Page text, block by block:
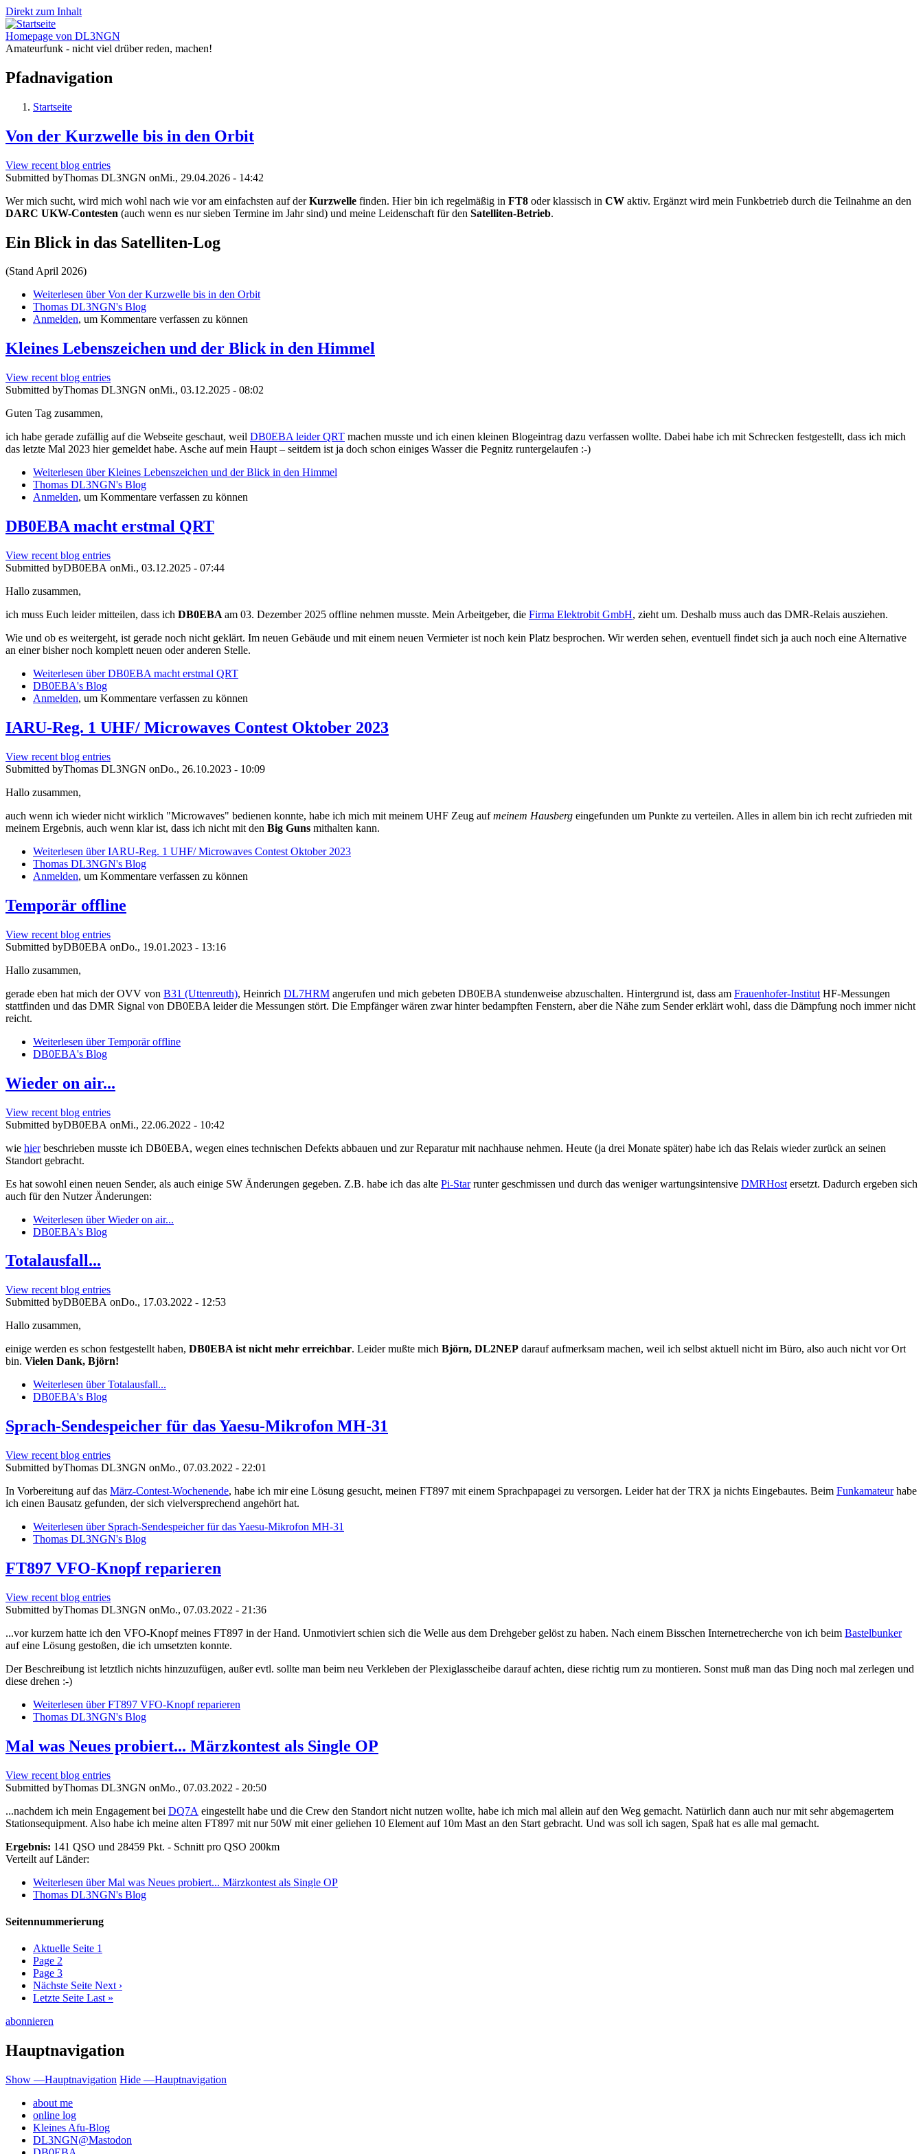
Direkt zum Inhalt
Homepage von DL3NGN
Amateurfunk - nicht viel drüber reden, machen!
Pfadnavigation
Startseite
Von der Kurzwelle bis in den Orbit
View recent blog entries
Submitted byThomas DL3NGN onMi., 29.04.2026 - 14:42
Wer mich sucht, wird mich wohl nach wie vor am einfachsten auf derKurzwelle finden. Hier bin ich regelmäßig in FT8 oder klassisch in CW aktiv. Ergänzt wird mein Funkbetrieb durch die Teilnahme an den
DARC UKW-Contesten (auch wenn es nur sieben Termine im Jahr sind) und meine Leidenschaft für den Satelliten-Betrieb.
Ein Blick in das Satelliten-Log
(Stand April 2026)
Weiterlesen über Von der Kurzwelle bis in den Orbit
Thomas DL3NGN's Blog
Anmelden, um Kommentare verfassen zu können
Kleines Lebenszeichen und der Blick in den Himmel
View recent blog entries
Submitted byThomas DL3NGN onMi., 03.12.2025 - 08:02
Guten Tag zusammen,
ich habe gerade zufällig auf die Webseite geschaut, weil DB0EBA leider QRT machen musste und ich einen kleinen Blogeintrag dazu verfassen wollte. Dabei habe ich mit Schrecken festgestellt, dass ich mich
das letzte Mal 2023 hier gemeldet habe. Asche auf mein Haupt – seitdem ist ja doch schon einiges Wasser die Pegnitz runtergelaufen :-)
Weiterlesen über Kleines Lebenszeichen und der Blick in den Himmel
Thomas DL3NGN's Blog
Anmelden, um Kommentare verfassen zu können
DB0EBA macht erstmal QRT
View recent blog entries
Submitted byDB0EBA onMi., 03.12.2025 - 07:44
Hallo zusammen,
ich muss Euch leider mitteilen, dass ich DB0EBA am 03. Dezember 2025 offline nehmen musste. Mein Arbeitgeber, die Firma Elektrobit GmbH, zieht um. Deshalb muss auch das DMR-Relais ausziehen.
Wie und ob es weitergeht, ist gerade noch nicht geklärt. Im neuen Gebäude und mit einem neuen Vermieter ist noch kein Platz besprochen. Wir werden sehen, eventuell findet sich ja auch noch eine Alternative
an einer bisher noch komplett neuen oder anderen Stelle.
Weiterlesen über DB0EBA macht erstmal QRT
DB0EBA's Blog
Anmelden, um Kommentare verfassen zu können
IARU-Reg. 1 UHF/ Microwaves Contest Oktober 2023
View recent blog entries
Submitted byThomas DL3NGN onDo., 26.10.2023 - 10:09
Hallo zusammen,
auch wenn ich wieder nicht wirklich "Microwaves" bedienen konnte, habe ich mich mit meinem UHF Zeug aufmeinem Hausberg eingefunden um Punkte zu verteilen. Alles in allem bin ich recht zufrieden mit
meinem Ergebnis, auch wenn klar ist, dass ich nicht mit den Big Guns mithalten kann.
Weiterlesen über IARU-Reg. 1 UHF/ Microwaves Contest Oktober 2023
Thomas DL3NGN's Blog
Anmelden, um Kommentare verfassen zu können
Temporär offline
View recent blog entries
Submitted byDB0EBA onDo., 19.01.2023 - 13:16
Hallo zusammen,
gerade eben hat mich der OVV von B31 (Uttenreuth), Heinrich DL7HRM angerufen und mich gebeten DB0EBA stundenweise abzuschalten. Hintergrund ist, dass am Frauenhofer-Institut HF-Messungen
stattfinden und das DMR Signal von DB0EBA leider die Messungen stört. Die Empfänger wären zwar hinter bedampften Fenstern, aber die Nähe zum Sender erklärt wohl, dass die Dämpfung noch immer nicht
reicht.
Weiterlesen über Temporär offline
DB0EBA's Blog
Wieder on air...
View recent blog entries
Submitted byDB0EBA onMi., 22.06.2022 - 10:42
wie hierbeschrieben musste ich DB0EBA, wegen eines technischen Defekts abbauen und zur Reparatur mit nachhause nehmen. Heute (ja drei Monate später) habe ich das Relais wieder zurück an seinen
Standort gebracht.
Es hat sowohl einen neuen Sender, als auch einige SW Änderungen gegeben. Z.B. habe ich das alte Pi-Starrunter geschmissen und durch das weniger wartungsintensive DMRHost ersetzt. Dadurch ergeben sich
auch für den Nutzer Änderungen:
Weiterlesen über Wieder on air...
DB0EBA's Blog
Totalausfall...
View recent blog entries
Submitted byDB0EBA onDo., 17.03.2022 - 12:53
Hallo zusammen,
einige werden es schon festgestellt haben, DB0EBA ist nicht mehr erreichbar. Leider mußte mich Björn, DL2NEP darauf aufmerksam machen, weil ich selbst aktuell nicht im Büro, also auch nicht vor Ort
bin. Vielen Dank, Björn!
Weiterlesen über Totalausfall...
DB0EBA's Blog
Sprach-Sendespeicher für das Yaesu-Mikrofon MH-31
View recent blog entries
Submitted byThomas DL3NGN onMo., 07.03.2022 - 22:01
In Vorbereitung auf das März-Contest-Wochenende, habe ich mir eine Lösung gesucht, meinen FT897 mit einem Sprachpapagei zu versorgen. Leider hat der TRX ja nichts Eingebautes. Beim Funkamateurhabe
ich einen Bausatz gefunden, der sich vielversprechend angehört hat.
Weiterlesen über Sprach-Sendespeicher für das Yaesu-Mikrofon MH-31
Thomas DL3NGN's Blog
FT897 VFO-Knopf reparieren
View recent blog entries
Submitted byThomas DL3NGN onMo., 07.03.2022 - 21:36
...vor kurzem hatte ich den VFO-Knopf meines FT897 in der Hand. Unmotiviert schien sich die Welle aus dem Drehgeber gelöst zu haben. Nach einem Bisschen Internetrecherche von ich beim Bastelbunker
auf eine Lösung gestoßen, die ich umsetzten konnte.
Der Beschreibung ist letztlich nichts hinzuzufügen, außer evtl. sollte man beim neu Verkleben der Plexiglasscheibe darauf achten, diese richtig rum zu montieren. Sonst muß man das Ding noch mal zerlegen und
diese drehen :-)
Weiterlesen über FT897 VFO-Knopf reparieren
Thomas DL3NGN's Blog
Mal was Neues probiert... Märzkontest als Single OP
View recent blog entries
Submitted byThomas DL3NGN onMo., 07.03.2022 - 20:50
...nachdem ich mein Engagement bei DQ7A eingestellt habe und die Crew den Standort nicht nutzen wollte, habe ich mich mal allein auf den Weg gemacht. Natürlich dann auch nur mit sehr abgemagertem
Stationsequipment. Also habe ich meine alten FT897 mit nur 50W mit einer geliehen 10 Element auf 10m Mast an den Start gebracht. Und was soll ich sagen, Spaß hat es alle mal gemacht.
Ergebnis: 141 QSO und 28459 Pkt. - Schnitt pro QSO 200km
Verteilt auf Länder:
Weiterlesen über Mal was Neues probiert... Märzkontest als Single OP
Thomas DL3NGN's Blog
Seitennummerierung
Aktuelle Seite 1
Page 2
Page 3
Nächste Seite Next ›
Letzte Seite Last »
abonnieren
Hauptnavigation
Show —Hauptnavigation Hide —Hauptnavigation
about me
online log
Kleines Afu-Blog
DL3NGN@Mastodon